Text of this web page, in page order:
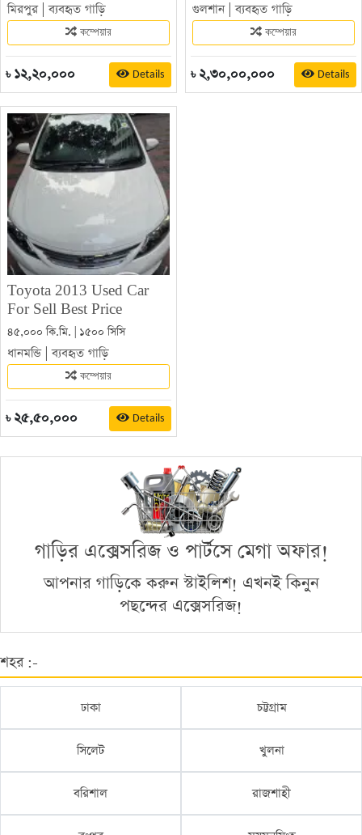
মিরপুর|ব্যবহৃত গাড়ি
কম্পেয়ার
৳ ১২,২০,০০০ Details
গুলশান|ব্যবহৃত গাড়ি
কম্পেয়ার
৳ ২,৩০,০০,০০০ Details
Toyota 2013 Used Car
For Sell Best Price
৪৫,০০০ কি.মি. | ১৫০০ সিসি
ধানমন্ডি|ব্যবহৃত গাড়ি
কম্পেয়ার
৳ ২৫,৫০,০০০ Details
গাড়ির এক্সেসরিজ ও পার্টসে মেগা অফার!
আপনার গাড়িকে করুন স্টাইলিশ! এখনই কিনুন
পছন্দের এক্সেসরিজ!
শহর :-
ঢাকা চট্টগ্রাম
সিলেট খুলনা
বরিশাল রাজশাহী